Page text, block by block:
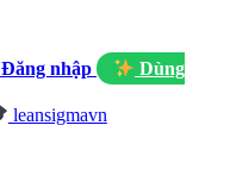
Đăng nhập
Dùng
leansigmavn